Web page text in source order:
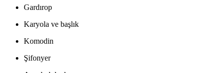
Gardırop
Karyola ve başlık
Komodin
Şifonyer